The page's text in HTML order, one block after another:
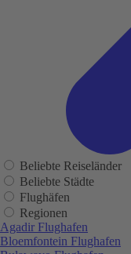
Beliebte Reiseländer
Beliebte Städte
Flughäfen
Regionen
Agadir Flughafen
Bloemfontein Flughafen